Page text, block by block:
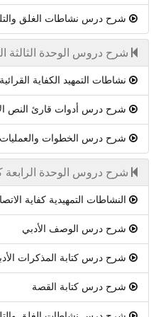
شرح درس نشاطات الغلق
شرح دروس الوحدة الثالثة
نشاطات التمهيد الكفاية القرائية
شرح درس أدوات قارئ النص
شرح درس الخطوات والعمليات
شرح دروس الوحدة الرابعة
النشاطات التمهيدية كفاية
شرح درس الوصف الأدبي
شرح درس كتابة المذكرات
شرح درس كتابة القصة